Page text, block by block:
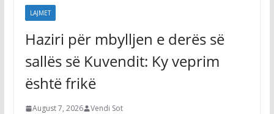
LAJMET
Haziri për mbylljen e derës së
sallës së Kuvendit: Ky veprim
është frikë
August 7, 2026 Vendi Sot